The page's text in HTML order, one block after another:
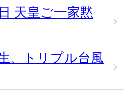
天皇ご一家黙
、トリプル台風